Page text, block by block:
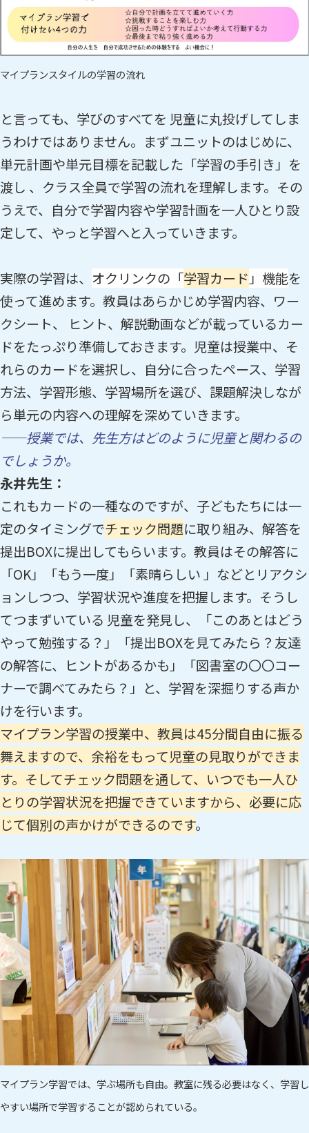
マイプランスタイルの学習の流れ
と言っても、学びのすべてを 児童に丸投げしてしま
うわけではありません。まずユニットのはじめに、
単元計画や単元目標を記載した「学習の手引き」を
渡し 、クラス全員で学習の流れを理解します。その
うえで、自分で学習内容や学習計画を一人ひとり設
定して、やっと学習へと入っていきます。
実際の学習は、 オクリンクの「学習カード」機能を
使って進めます。教員はあらかじめ学習内容、ワー
クシート、 ヒント、解説動画などが載っているカー
ドをたっぷり準備しておきます。児童は授業中、そ
れらのカードを選択し、自分に合ったペース、学習
方法、学習形態、学習場所を選び、課題解決しなが
ら単元の内容への理解を深めていきます。
——授業では、先生方はどのように児童と関わるの
でしょうか。
永井先生：
これもカードの一種なのですが、子どもたちには一
定のタイミングでチェック問題に取り組み、解答を
提出BOXに提出してもらいます。教員はその解答に
「OK」「もう一度」「素晴らしい 」などとリアクシ
ョンしつつ、学習状況や進度を把握します。そうし
てつまずいている 児童を発見し、「このあとはどう
やって勉強する？」「提出BOXを見てみたら？友達
の解答に、ヒントがあるかも」「図書室の〇〇コー
ナーで調べてみたら？」と、学習を深掘りする声か
けを行います。
マイプラン学習の授業中、教員は45分間自由に振る
舞えますので、余裕をもって児童の見取りができま
す。そしてチェック問題を通して、いつでも一人ひ
とりの学習状況を把握できていますから、必要に応
じて個別の声かけができるのです。
マイプラン学習では、学ぶ場所も自由。教室に残る必要はなく、学習し
やすい場所で学習することが認められている。